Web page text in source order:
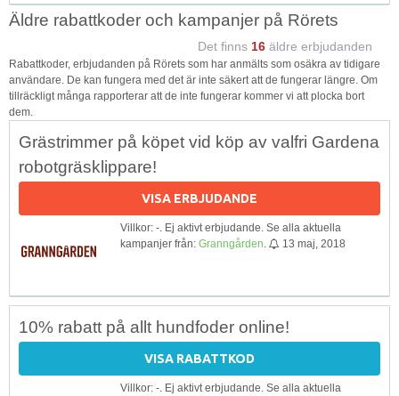
Äldre rabattkoder och kampanjer på Rörets
Det finns 16 äldre erbjudanden
Rabattkoder, erbjudanden på Rörets som har anmälts som osäkra av tidigare
användare. De kan fungera med det är inte säkert att de fungerar längre. Om
tillräckligt många rapporterar att de inte fungerar kommer vi att plocka bort
dem.
Grästrimmer på köpet vid köp av valfri Gardena
robotgräsklippare!
VISA ERBJUDANDE
Villkor: -. Ej aktivt erbjudande. Se alla aktuella
kampanjer från: Granngården 13 maj, 2018
10% rabatt på allt hundfoder online!
VISA RABATTKOD
Villkor: -. Ej aktivt erbjudande. Se alla aktuella